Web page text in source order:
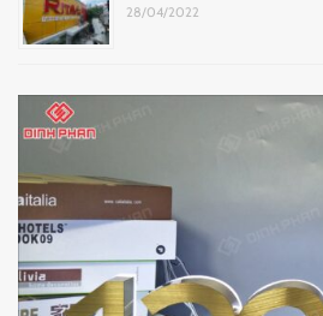
28/04/2022